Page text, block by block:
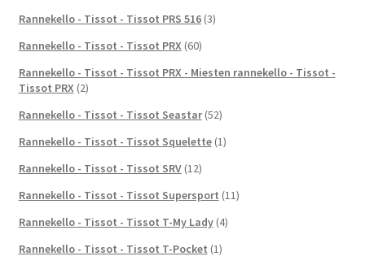
Rannekello - Tissot - Tissot PRS 516 (3)
Rannekello - Tissot - Tissot PRX (60)
Rannekello - Tissot - Tissot PRX - Miesten rannekello - Tissot -
Tissot PRX (2)
Rannekello - Tissot - Tissot Seastar (52)
Rannekello - Tissot - Tissot Squelette (1)
Rannekello - Tissot - Tissot SRV (12)
Rannekello - Tissot - Tissot Supersport (11)
Rannekello - Tissot - Tissot T-My Lady (4)
Rannekello - Tissot - Tissot T-Pocket (1)